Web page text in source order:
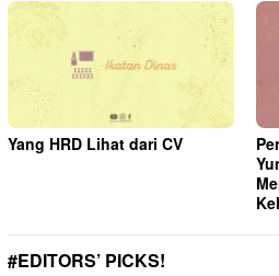
Yang HRD Lihat dari CV
#EDITORS’ PICKS!